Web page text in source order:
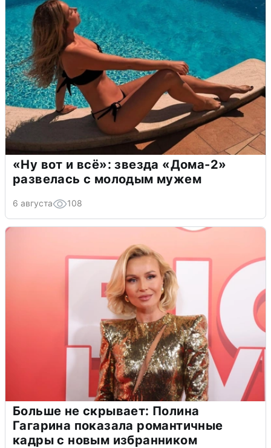
«Ну вот и всё»: звезда «Дома-2»
развелась с молодым мужем
6 августа 108
Больше не скрывает: Полина
Гагарина показала романтичные
кадры с новым избранником